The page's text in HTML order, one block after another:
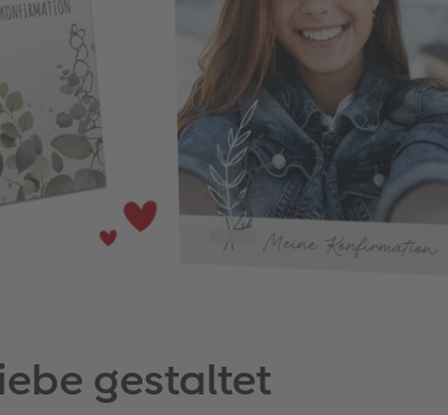
gestaltet